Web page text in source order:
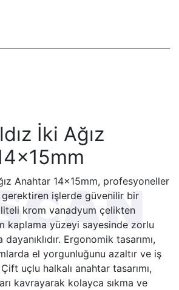
İki Ağız
Anahtar 14x15mm, profesyoneller
gerektiren işlerde güvenilir bir
krom vanadyum çelikten
kaplama yüzeyi sayesinde zorlu
dayanıklıdır. Ergonomik tasarımı,
el yorgunluğunu azaltır ve iş
uçlu halkalı anahtar tasarımı,
kavrayarak kolayca sıkma ve